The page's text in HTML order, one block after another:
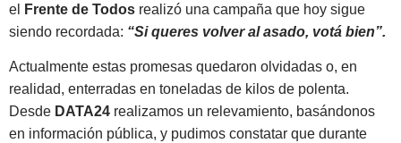
el
Frente de Todos realizó una campaña que hoy sigue
siendo recordada: “Si queres volver al asado, votá bien”.
Actualmente estas promesas quedaron olvidadas o, en
realidad, enterradas en toneladas de kilos de polenta.
Desde DATA24 realizamos un relevamiento, basándonos
en información pública, y pudimos constatar que durante